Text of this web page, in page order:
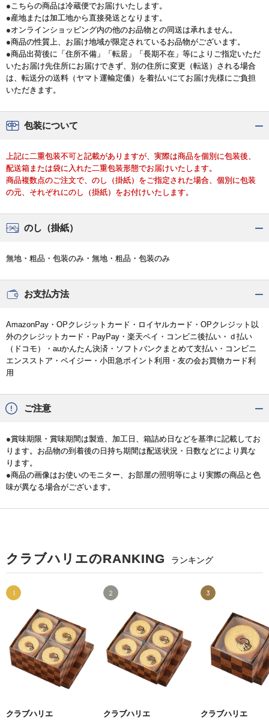
●こちらの商品は冷蔵便でお届けいたします。
●産地または加工地から直接発送となります。
●オンラインショッピング内の他のお品物との同送は承れません。
●商品の性質上、お届け地域が限定されているお品物がございます。
●商品出荷後に「住所不備」「転居」「長期不在」等によりご指定いただ
いたお届け先住所にお届けできず、別の住所に変更（転送）される場合
は、転送分の送料（ヤマト運輸定価）を着払いにてお届け先様にご負担
いただきます。
包装について
上記に二重包装不可と記載がありますが、実際は商品を個別に包装後、
配送箱または袋に入れた二重包装形態でお届けいたします。
商品複数点のご注文で、のし（掛紙）をご指定された場合、個別に包装
の元、それぞれにのし（掛紙）をお付けいたします。
のし（掛紙）
無地・粗品・包装のみ・無地・粗品・包装のみ
お支払方法
AmazonPay・OPクレジットカード・ロイヤルカード・OPクレジット以
外のクレジットカード・PayPay・楽天ペイ・コンビニ後払い・ｄ払い
（ドコモ）・auかんたん決済・ソフトバンクまとめて支払い・コンビニ
エンスストア・ペイジー・小田急ポイント利用・友の会お買物カード利
用
ご注意
●賞味期限・賞味期間は製造、加工日、箱詰め日などを基準に記載してお
ります。お品物の到着後の日持ち期間は配送状況・日数などにより異な
ります。
●商品の画像はお使いのモニター、お部屋の照明等により実際の商品と色
味が異なる場合がございます。
クラブハリエのRANKING ランキング
1
クラブハリエ
2
クラブハリエ
3
クラブハリエ